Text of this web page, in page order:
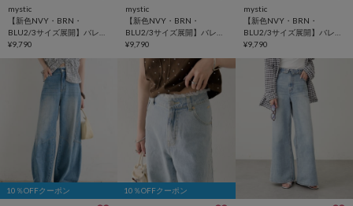
mystic
【新色NVY・BRN・
BLU2/3サイズ展開】バレル
BIGデニム
¥9,790
mystic
【新色NVY・BRN・
BLU2/3サイズ展開】バレル
BIGデニム
¥9,790
mystic
【新色NVY・BRN・
BLU2/3サイズ展開】バレル
BIGデニム
¥9,790
10％OFFクーポン 10％OFFクーポン